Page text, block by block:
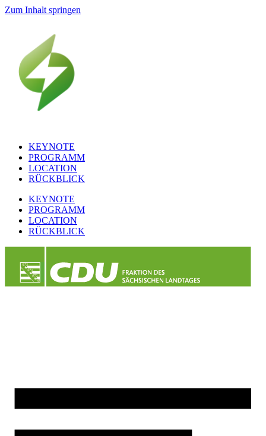
Zum Inhalt springen
KEYNOTE
PROGRAMM
LOCATION
RÜCKBLICK
KEYNOTE
PROGRAMM
LOCATION
RÜCKBLICK